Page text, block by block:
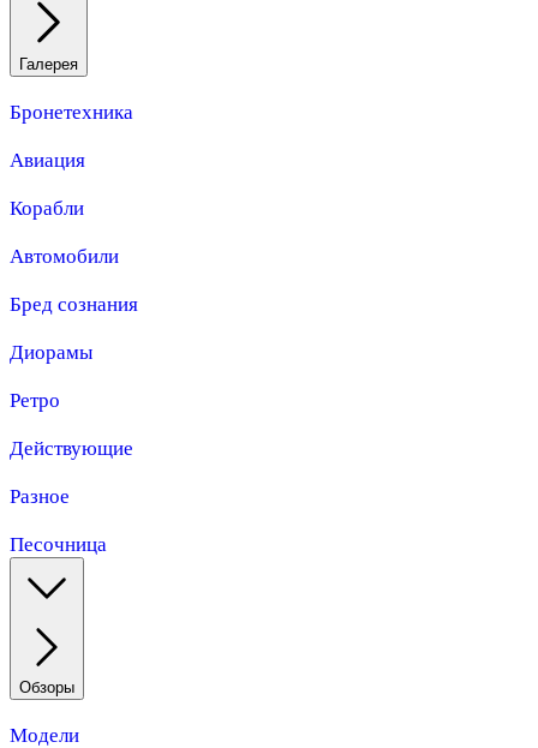
Галерея
Бронетехника
Авиация
Корабли
Автомобили
Бред сознания
Диорамы
Ретро
Действующие
Разное
Песочница
Обзоры
Модели